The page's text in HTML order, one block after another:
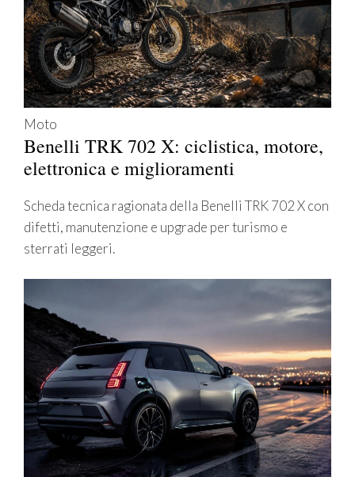
Moto
Benelli TRK 702 X: ciclistica, motore,
elettronica e miglioramenti
Scheda tecnica ragionata della Benelli TRK 702 X con
difetti, manutenzione e upgrade per turismo e
sterrati leggeri.